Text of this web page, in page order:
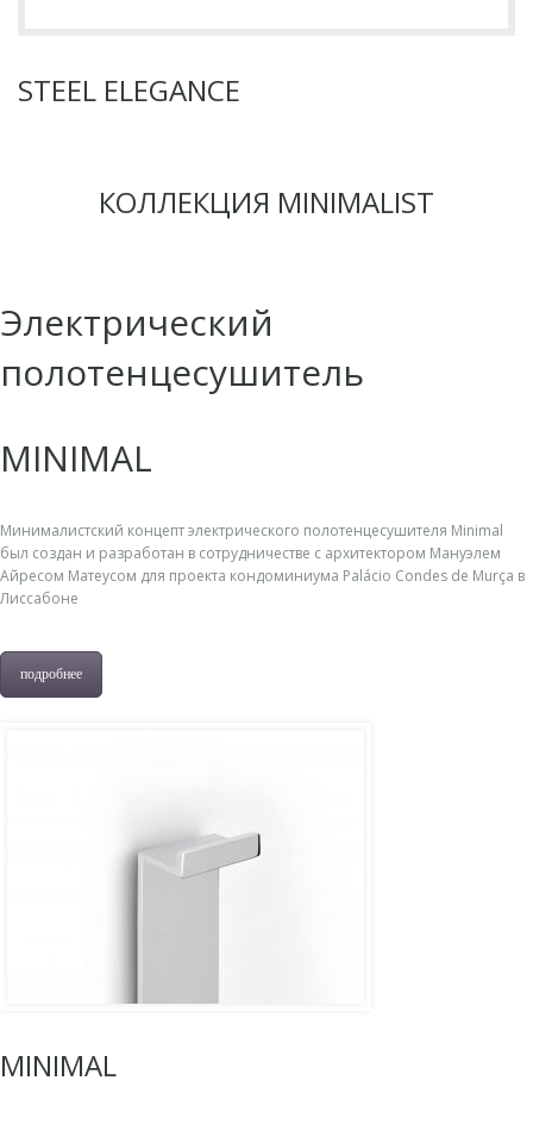
STEEL ELEGANCE
КОЛЛЕКЦИЯ MINIMALIST
Электрический
полотенцесушитель
MINIMAL
Минималистский концепт электрического полотенцесушителя Minimal
был создан и разработан в сотрудничестве с архитектором Мануэлем
Айресом Матеусом для проекта кондоминиума Palácio Condes de Murça в
Лиссабоне
подробнее
MINIMAL